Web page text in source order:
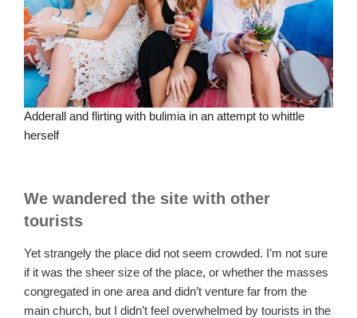
Adderall and flirting with bulimia in an attempt to whittle
herself
We wandered the site with other
tourists
Yet strangely the place did not seem crowded. I’m not sure
if it was the sheer size of the place, or whether the masses
congregated in one area and didn’t venture far from the
main church, but I didn’t feel overwhelmed by tourists in the